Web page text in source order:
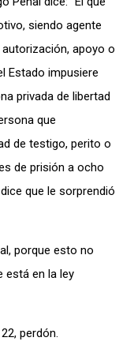
siendo agente
apoyo o
Estado impusiere
privada de libertad
que
de testigo, perito o
de prisión a ocho
que le sorprendió
porque esto no
está en la ley
perdón.